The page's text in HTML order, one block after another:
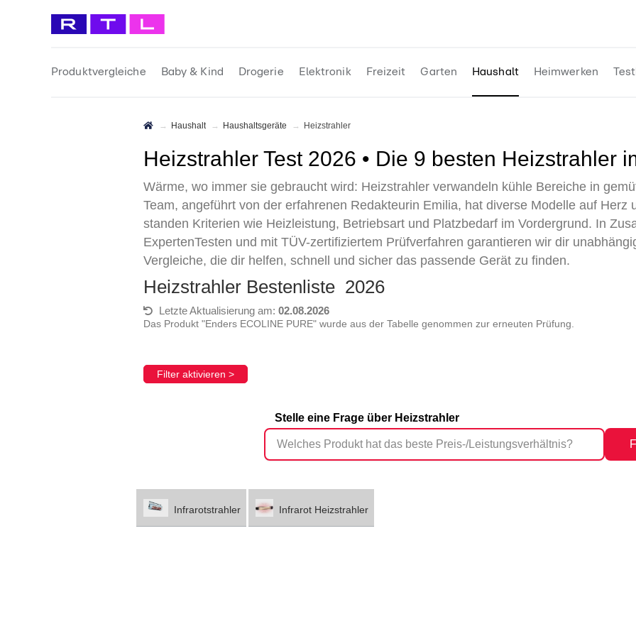
Produktvergleiche Baby & Kind Drogerie Elektronik Freizeit Garten Haushalt Heimwerken
Haushalt Haushaltsgeräte Heizstrahler
Heizstrahler Test 2026 • Die 9 besten Heizstrahler
Wärme, wo immer sie gebraucht wird: Heizstrahler verwandeln kühle Bereiche in
Team, angeführt von der erfahrenen Redakteurin Emilia, hat diverse Modelle auf Herz
standen Kriterien wie Heizleistung, Betriebsart und Platzbedarf im Vordergrund. In
ExpertenTesten und mit TÜV-zertifiziertem Prüfverfahren garantieren wir dir
Vergleiche, die dir helfen, schnell und sicher das passende Gerät zu finden.
Heizstrahler Bestenliste 2026
Letzte Aktualisierung am: 02.08.2026
Das Produkt "Enders ECOLINE PURE" wurde aus der Tabelle genommen zur erneuten Prüfung.
Filter aktivieren >
Stelle eine Frage über Heizstrahler
Infrarotstrahler Infrarot Heizstrahler